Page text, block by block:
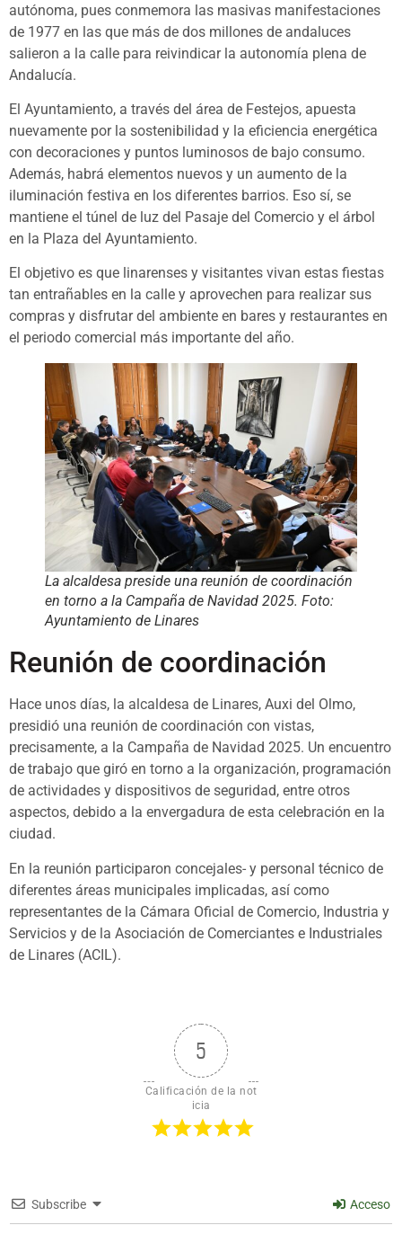
autónoma, pues conmemora las masivas manifestaciones
de 1977 en las que más de dos millones de andaluces
salieron a la calle para reivindicar la autonomía plena de
Andalucía.
El Ayuntamiento, a través del área de Festejos, apuesta
nuevamente por la sostenibilidad y la eficiencia energética
con decoraciones y puntos luminosos de bajo consumo.
Además, habrá elementos nuevos y un aumento de la
iluminación festiva en los diferentes barrios. Eso sí, se
mantiene el túnel de luz del Pasaje del Comercio y el árbol
en la Plaza del Ayuntamiento.
El objetivo es que linarenses y visitantes vivan estas fiestas
tan entrañables en la calle y aprovechen para realizar sus
compras y disfrutar del ambiente en bares y restaurantes en
el periodo comercial más importante del año.
La alcaldesa preside una reunión de coordinación
en torno a la Campaña de Navidad 2025. Foto:
Ayuntamiento de Linares
Reunión de coordinación
Hace unos días, la alcaldesa de Linares, Auxi del Olmo,
presidió una reunión de coordinación con vistas,
precisamente, a la Campaña de Navidad 2025. Un encuentro
de trabajo que giró en torno a la organización, programación
de actividades y dispositivos de seguridad, entre otros
aspectos, debido a la envergadura de esta celebración en la
ciudad.
En la reunión participaron concejales- y personal técnico de
diferentes áreas municipales implicadas, así como
representantes de la Cámara Oficial de Comercio, Industria y
Servicios y de la Asociación de Comerciantes e Industriales
de Linares (ACIL).
5
Calificación de la not
icia
Subscribe Acceso